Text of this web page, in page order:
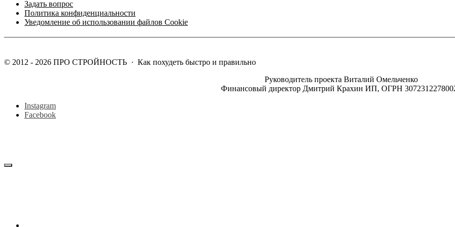
Задать вопрос
Политика конфиденциальности
Уведомление об использовании файлов Cookie
© 2012 - 2026 ПРО СТРОЙНОСТЬ · Как похудеть быстро и правильно
Руководитель проекта Виталий Омельченко
Финансовый директор Дмитрий Крахин ИП, ОГРН
Instagram
Facebook